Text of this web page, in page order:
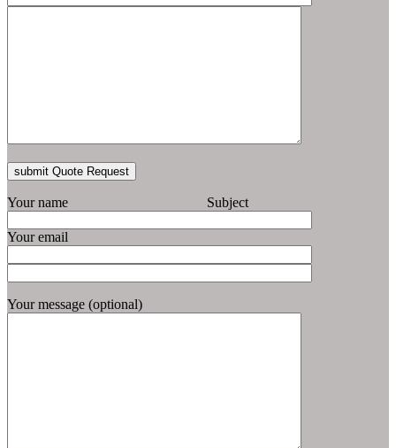
Your name
Your email
Subject
Your message (optional)